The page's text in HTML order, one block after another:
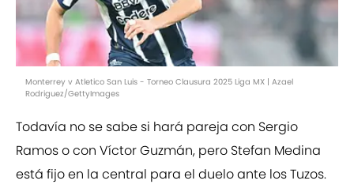
Monterrey v Atletico San Luis - Torneo Clausura 2025 Liga MX | Azael
Rodriguez/GettyImages
Todavía no se sabe si hará pareja con Sergio
Ramos o con Víctor Guzmán, pero Stefan Medina
está fijo en la central para el duelo ante los Tuzos.